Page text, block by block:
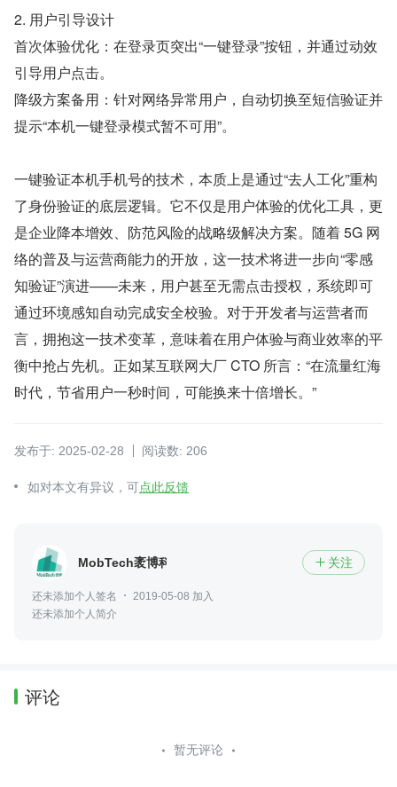
2. 用户引导设计
首次体验优化：在登录页突出“一键登录”按钮，并通过动效
引导用户点击。
降级方案备用：针对网络异常用户，自动切换至短信验证并
提示“本机一键登录模式暂不可用”。
一键验证本机手机号的技术，本质上是通过“去人工化”重构
了身份验证的底层逻辑。它不仅是用户体验的优化工具，更
是企业降本增效、防范风险的战略级解决方案。随着 5G 网
络的普及与运营商能力的开放，这一技术将进一步向“零感
知验证”演进——未来，用户甚至无需点击授权，系统即可
通过环境感知自动完成安全校验。对于开发者与运营者而
言，拥抱这一技术变革，意味着在用户体验与商业效率的平
衡中抢占先机。正如某互联网大厂 CTO 所言：“在流量红海
时代，节省用户一秒时间，可能换来十倍增长。”
发布于: 2025-02-28 阅读数: 206
如对本文有异议，可点此反馈
MobTech袤博科技  关注
还未添加个人签名
2019-05-08 加入
还未添加个人简介
评论
暂无评论